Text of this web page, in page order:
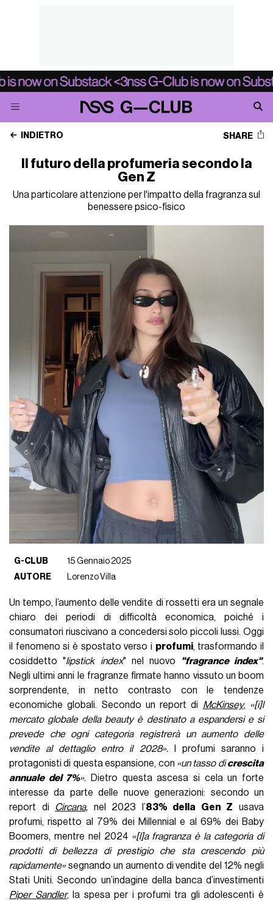
INDIETRO SHARE
Il futuro della profumeria secondo la
Gen Z
Una particolare attenzione per l'impatto della fragranza sul
benessere psico-fisico
G-CLUB
15 Gennaio 2025
AUTORE
Lorenzo Villa
Un tempo, l’aumento delle vendite di rossetti era un segnale
chiaro dei periodi di difficoltà economica, poiché i
consumatori riuscivano a concedersi solo piccoli lussi. Oggi
il fenomeno si è spostato verso i profumi, trasformando il
cosiddetto "lipstick index" nel nuovo "fragrance index".
Negli ultimi anni le fragranze firmate hanno vissuto un boom
sorprendente, in netto contrasto con le tendenze
economiche globali. Secondo un report di McKinsey, «[i]l
mercato globale della beauty è destinato a espandersi e si
prevede che ogni categoria registrerà un aumento delle
vendite al dettaglio entro il 2028».I profumi saranno i
protagonisti di questa espansione, con «un tasso dicrescita
annuale del 7%».
Dietro questa ascesa si cela un forte
interesse da parte delle nuove generazioni: secondo un
report di Circana, nel 2023 l’83% della Gen Z usava
profumi, rispetto al 79% dei Millennial e al 69% dei Baby
Boomers, mentre nel 2024 «[l]a fragranza è la categoria di
prodotti di bellezza di prestigio che sta crescendo più
rapidamente»segnando un aumento di vendite del 12% negli
Stati Uniti. Secondo un’indagine della banca d’investimenti
Piper Sandler, la spesa per i profumi tra gli adolescenti è